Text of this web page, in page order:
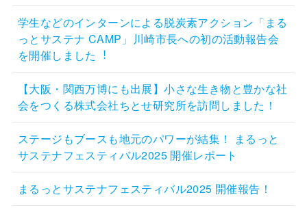
学生などのインターンによる脱炭素アクション「まる
っとサステナ CAMP」川崎市長への初の活動報告会
を開催しました︕
【大阪・関西万博にも出展】小さな生き物と豊かな社
会をつくる株式会社ちとせ研究所を訪問しました！
ステージもブースも地元のパワーが結集！ まるっと
サステナフェスティバル2025 開催レポート
まるっとサステナフェスティバル2025 開催報告！